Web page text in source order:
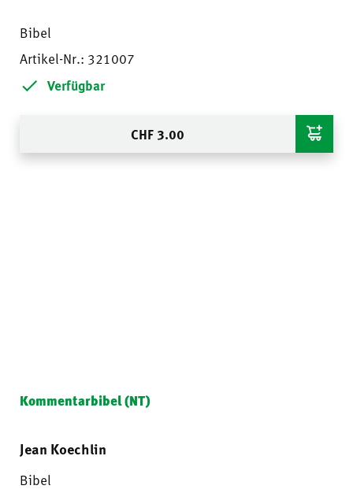
Bibel
Artikel-Nr.: 321007
Verfügbar
CHF 3.00
Kommentarbibel (NT)
Jean Koechlin
Bibel